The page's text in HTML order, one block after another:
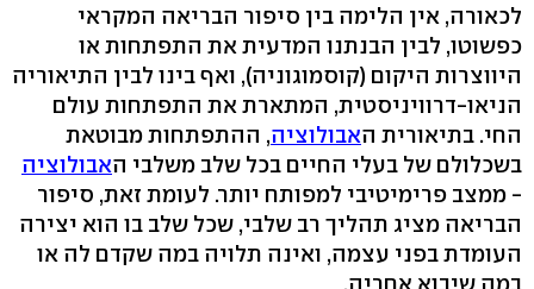
לכאורה, אין הלימה בין סיפור הבריאה המקראי
כפשוטו, לבין הבנתנו המדעית את התפתחות או
היווצרות היקום (קוסמוגוניה), ואף בינו לבין התיאוריה
הניאו-דרוויניסטית, המתארת את התפתחות עולם
החי. בתיאורית האבולוציה, ההתפתחות מבוטאת
בשכלולם של בעלי החיים בכל שלב משלבי האבולוציה
- ממצב פרימיטיבי למפותח יותר. לעומת זאת, סיפור
הבריאה מציג תהליך רב שלבי, שכל שלב בו הוא יצירה
העומדת בפני עצמה, ואינה תלויה במה שקדם לה או